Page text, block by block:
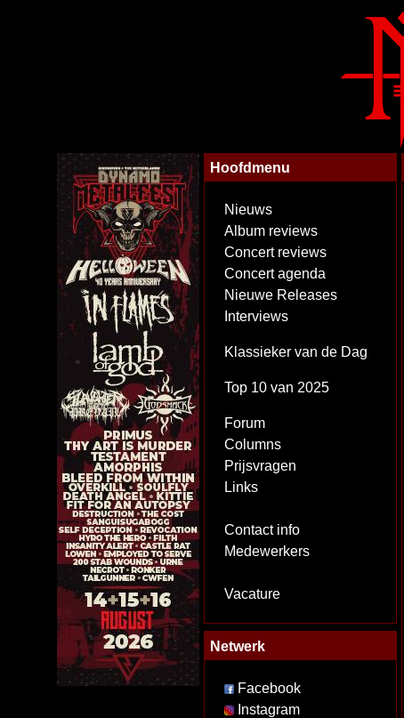
Hoofdmenu
Nieuws
Album reviews
Concert reviews
Concert agenda
Nieuwe Releases
Interviews
Klassieker van de Dag
Top 10 van 2025
Forum
Columns
Prijsvragen
Links
Contact info
Medewerkers
Vacature
Netwerk
Facebook
Instagram